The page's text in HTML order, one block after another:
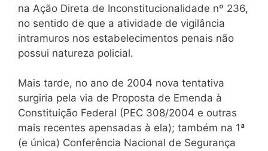
na Ação Direta de Inconstitucionalidade nº 236,
no sentido de que a atividade de vigilância
intramuros nos estabelecimentos penais não
possui natureza policial.
Mais tarde, no ano de 2004 nova tentativa
surgiria pela via de Proposta de Emenda à
Constituição Federal (PEC 308/2004 e outras
mais recentes apensadas à ela); também na 1ª
(e única) Conferência Nacional de Segurança